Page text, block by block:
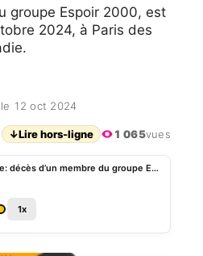
groupe Espoir 2000, est
2024, à Paris des
le 12 oct 2024
↓Lire hors-ligne 1 065vues
Côte d’Ivoire: décès d’un membre du groupe Espoir 2000
1x